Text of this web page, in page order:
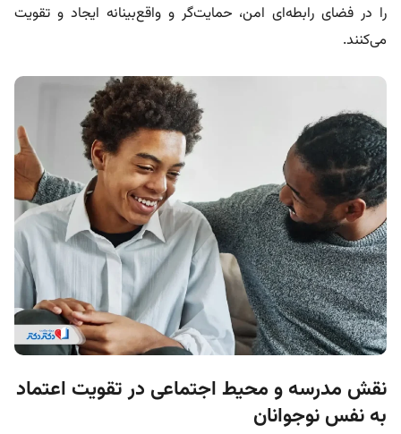
را در فضای رابطه‌ای امن، حمایت‌گر و واقع‌بینانه ایجاد و تقویت
می‌کنند.
نقش مدرسه و محیط اجتماعی در تقویت اعتماد
به نفس نوجوانان